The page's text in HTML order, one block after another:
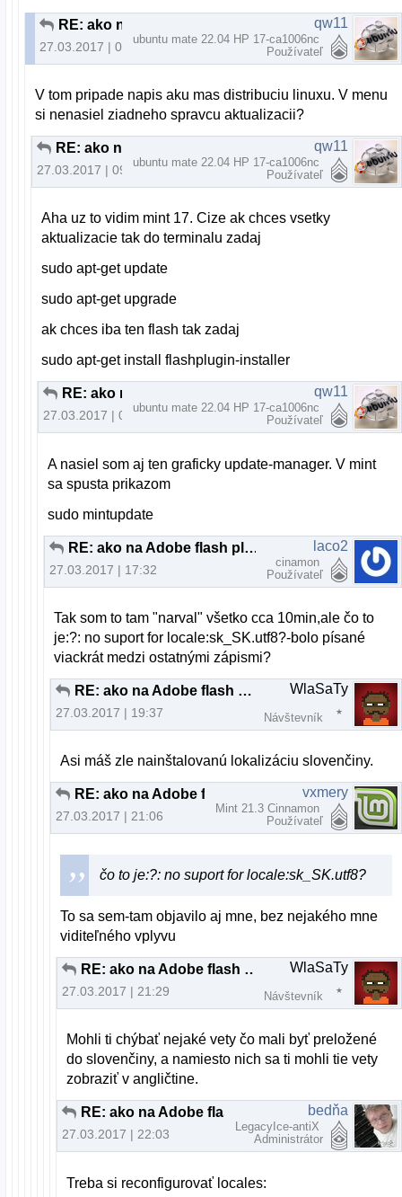
27.03.2017 | 09:11
qw11
ubuntu mate 22.04 HP 17-ca1006nc
Používateľ
V tom pripade napis aku mas distribuciu linuxu. V menu
si nenasiel ziadneho spravcu aktualizacii?
27.03.2017 | 09:37
qw11
ubuntu mate 22.04 HP 17-ca1006nc
Používateľ
Aha uz to vidim mint 17. Cize ak chces vsetky
aktualizacie tak do terminalu zadaj
sudo apt-get update
sudo apt-get upgrade
ak chces iba ten flash tak zadaj
sudo apt-get install flashplugin-installer
27.03.2017 | 09:44
qw11
ubuntu mate 22.04 HP 17-ca1006nc
Používateľ
A nasiel som aj ten graficky update-manager. V mint
sa spusta prikazom
sudo mintupdate
RE: ako na Adobe flash player
27.03.2017 | 17:32
laco2
cinamon
Používateľ
Tak som to tam "narval" všetko cca 10min,ale čo to
je:?: no suport for locale:sk_SK.utf8?-bolo písané
viackrát medzi ostatnými zápismi?
RE: ako na Adobe flash player
27.03.2017 | 19:37
WlaSaTy
Návštevník
Asi máš zle nainštalovanú lokalizáciu slovenčiny.
27.03.2017 | 21:06
vxmery
Mint 21.3 Cinnamon
Používateľ
čo to je:?: no suport for locale:sk_SK.utf8?
To sa sem-tam objavilo aj mne, bez nejakého mne
viditeľného vplyvu
RE: ako na Adobe flash player
27.03.2017 | 21:29
WlaSaTy
Návštevník
Mohli ti chýbať nejaké vety čo mali byť preložené
do slovenčiny, a namiesto nich sa ti mohli tie vety
zobraziť v angličtine.
27.03.2017 | 22:03
bedňa
LegacyIce-antiX
Administrátor
Treba si reconfigurovať locales: